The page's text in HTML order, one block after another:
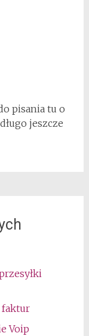
pisania tu o
jeszcze
faktur
Voip